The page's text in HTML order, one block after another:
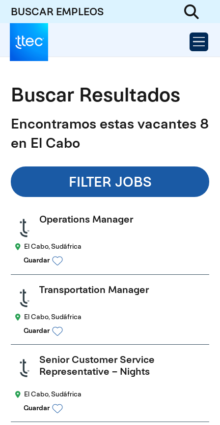
BUSCAR EMPLEOS
Buscar Resultados
Encontramos estas vacantes 8
en El Cabo
FILTER JOBS
Operations Manager
El Cabo, Sudáfrica
Guardar
Transportation Manager
El Cabo, Sudáfrica
Guardar
Senior Customer Service
Representative – Nights
El Cabo, Sudáfrica
Guardar